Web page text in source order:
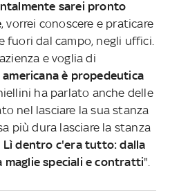
sarei pronto
, vorrei conoscere e praticare
dal campo, negli uffici.
e voglia di
è propedeutica
ha parlato anche delle
nel lasciare la sua stanza
più dura lasciare la stanza
Lì dentro c'era tutto: dalla
maglie speciali e contratti".